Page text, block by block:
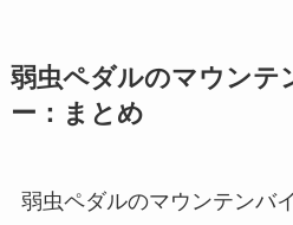
弱虫ペダルのマウンテ
ー：まとめ
弱虫ペダルのマウンテンバ